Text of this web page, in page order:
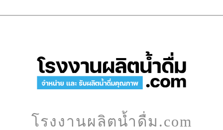
โรงงานผลิตน้ำดื่ม.com